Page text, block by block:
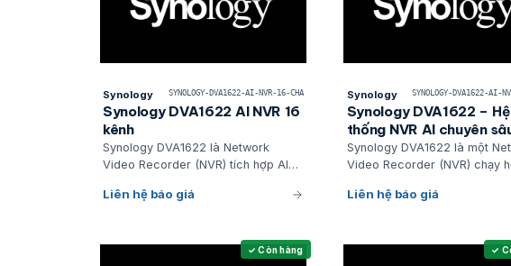
Synology SYNOLOGY-DVA1622-AI-NVR-16-CHA
Synology DVA1622 AI NVR 16
kênh
Synology DVA1622 là Network
Video Recorder (NVR) tích hợp AI
nhỏ và vừa
Liên hệ báo giá
Synology SYNOLOGY-DVA1622-AI-
Synology DVA1622 – Hệ
thống NVR AI chuyên
Synology DVA1622 là một
Video Recorder (NVR) chạy
với khả năng phân tích video
Liên hệ báo giá
✓ Còn hàng ✓